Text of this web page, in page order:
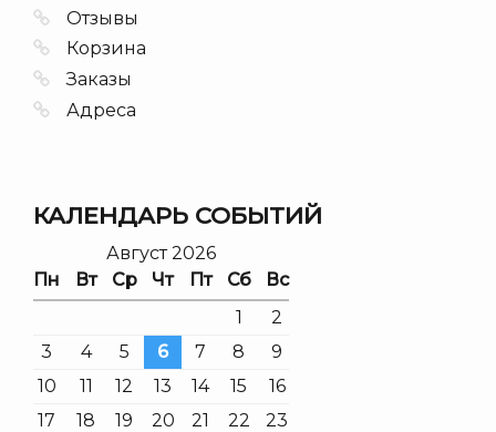
Отзывы
Корзина
Заказы
Адреса
КАЛЕНДАРЬ СОБЫТИЙ
Август 2026
Пн
Вт Ср Чт Пт Сб
Вс
1
2
3
4 5 6 7 8
9
10
11 12 13 14 15
16
17
18 19 20 21 22 23